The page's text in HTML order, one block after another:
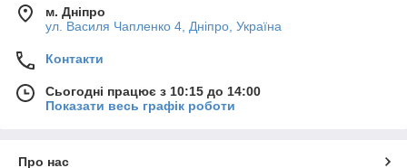
м. Дніпро
ул. Василя Чапленко 4, Дніпро, Україна
Контакти
Сьогодні працює з 10:15 до 14:00
Показати весь графік роботи
Про нас